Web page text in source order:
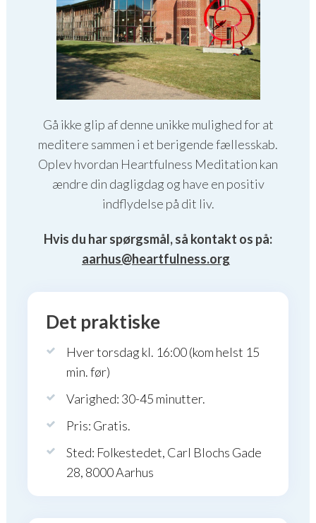
Gå ikke glip af denne unikke mulighed for at
meditere sammen i et berigende fællesskab.
Oplev hvordan Heartfulness Meditation kan
ændre din dagligdag og have en positiv
indflydelse på dit liv.
Hvis du har spørgsmål, så kontakt os på:
aarhus@heartfulness.org
Det praktiske
Hver torsdag kl. 16:00 (kom helst 15
min. før)
Varighed: 30-45 minutter.
Pris: Gratis.
Sted: Folkestedet, Carl Blochs Gade
28, 8000 Aarhus